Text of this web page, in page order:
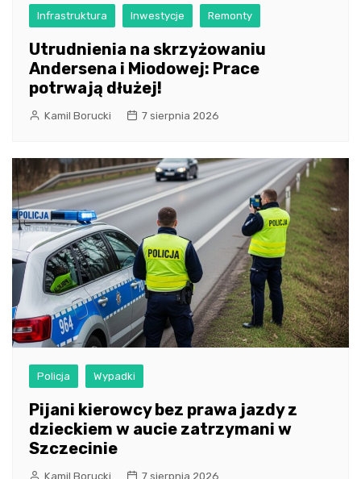
Infrastruktura Inwestycje Remonty
Utrudnienia na skrzyżowaniu
Andersena i Miodowej: Prace
potrwają dłużej!
Kamil Borucki 7 sierpnia 2026
Policja Wypadki
Pijani kierowcy bez prawa jazdy z
dzieckiem w aucie zatrzymani w
Szczecinie
Kamil Borucki 7 sierpnia 2026